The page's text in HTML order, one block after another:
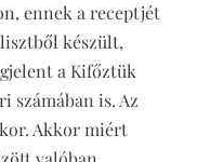
ennek a receptjét
készült,
a Kifőztük
számában is. Az
Akkor miért